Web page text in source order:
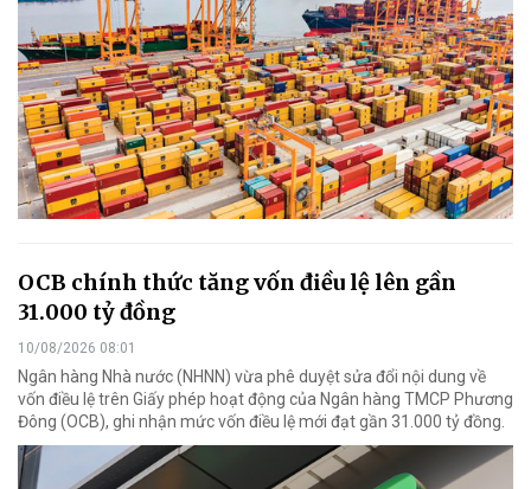
OCB chính thức tăng vốn điều lệ lên gần
31.000 tỷ đồng
10/08/2026 08:01
Ngân hàng Nhà nước (NHNN) vừa phê duyệt sửa đổi nội dung về
vốn điều lệ trên Giấy phép hoạt động của Ngân hàng TMCP Phương
Đông (OCB), ghi nhận mức vốn điều lệ mới đạt gần 31.000 tỷ đồng.